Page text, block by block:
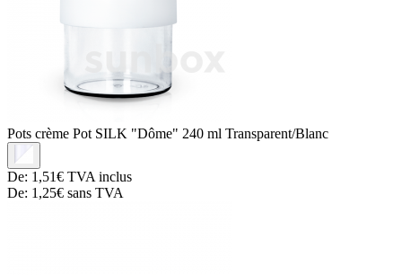
Pots crème Pot SILK "Dôme" 240 ml Transparent/Blanc
De: 1,51€ TVA inclus
De: 1,25€ sans TVA